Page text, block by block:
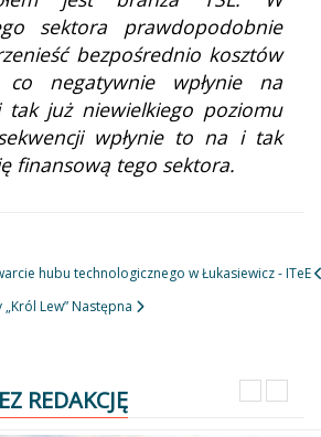
sektora prawdopodobnie
bezpośrednio kosztów
negatywnie wpłynie na
tak już niewielkiego poziomu
wpłynie to na i tak
finansową tego sektora.
hubu technologicznego w Łukasiewicz - ITeE
Lew”Następna
REDAKCJĘ